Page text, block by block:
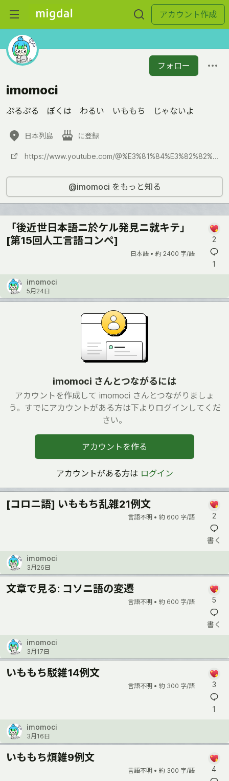
アカウント作成
フォロー
imomoci
ぷるぷる ぼくは わるい いももち じゃないよ
日本列島 に登録
https://www.youtube.com/@%E3%81%84%E3%82%82%E3%82%82%E3%81%A1-lang
@imomoci をもっと知る
「後近世日本語ニ於ケル発見ニ就キテ」
[第15回人工言語コンペ]
日本語 • 約 2400 字/語
2
1
imomoci
5月24日
imomoci さんとつながるには
アカウントを作成して imomoci さんとつながりましょ
う。すでにアカウントがある方は下よりログインしてくだ
さい。
アカウントを作る
アカウントがある方は ログイン
[コロニ語] いももち乱雑21例文
言語不明 • 約 600 字/語 2
書く
imomoci
3月26日
文章で見る: コソニ語の変遷
言語不明 • 約 600 字/語 5
書く
imomoci
3月17日
いももち駁雑14例文
言語不明 • 約 300 字/語 3
1
imomoci
3月16日
いももち煩雑9例文
言語不明 • 約 300 字/語 4